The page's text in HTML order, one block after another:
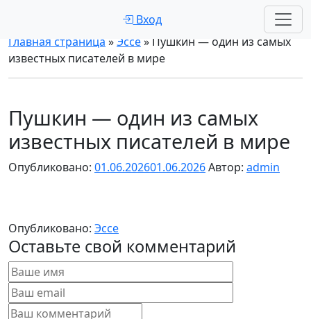
Вход
Главная страница »Эссе» Пушкин — один из самых
известных писателей в мире
Пушкин — один из самых
известных писателей в мире
Опубликовано: 01.06.202601.06.2026Автор: admin
Опубликовано: Эссе
Оставьте свой комментарий